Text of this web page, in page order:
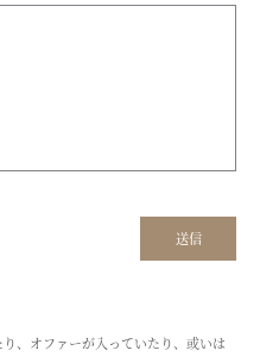
、オファーが入っていたり、或いは